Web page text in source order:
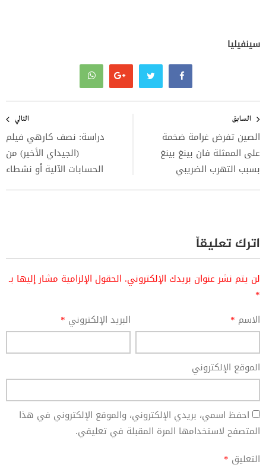
سينفيليا
المقالات
السابق
الصين تفرض غرامة ضخمة
على الممثلة فان بينغ بينغ
بسبب التهرب الضريبي
التالي
دراسة: نصف كارهي فيلم
(الجيداي الأخير) من
الحسابات الآلية أو نشطاء
اترك تعليقاً
لن يتم نشر عنوان بريدك الإلكتروني. الحقول الإلزامية مشار إليها بـ
*
الاسم * البريد الإلكتروني *
الموقع الإلكتروني
احفظ اسمي، بريدي الإلكتروني، والموقع الإلكتروني في هذا
المتصفح لاستخدامها المرة المقبلة في تعليقي.
التعليق *